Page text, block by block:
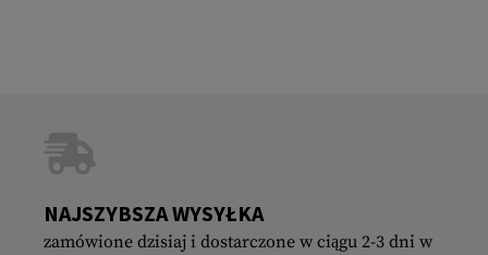
NAJSZYBSZA WYSYŁKA
zamówione dzisiaj i dostarczone w ciągu 2-3 dni w